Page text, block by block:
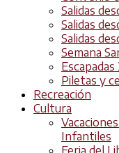
Salidas
Salidas
Salidas
Semana
Escapadas
Piletas y
Recreación
Cultura
Infantiles